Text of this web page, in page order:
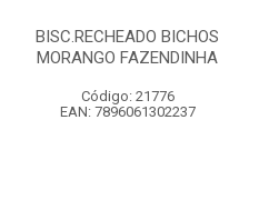
BISC.RECHEADO BICHOS
MORANGO FAZENDINHA
Código: 21776
EAN: 7896061302237